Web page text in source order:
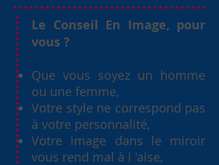
Le Conseil En Image, pour
vous ?
Que vous soyez un homme
ou une femme,
Votre style ne correspond pas
à votre personnalité,
Votre image dans le miroir
vous rend mal à l 'aise,